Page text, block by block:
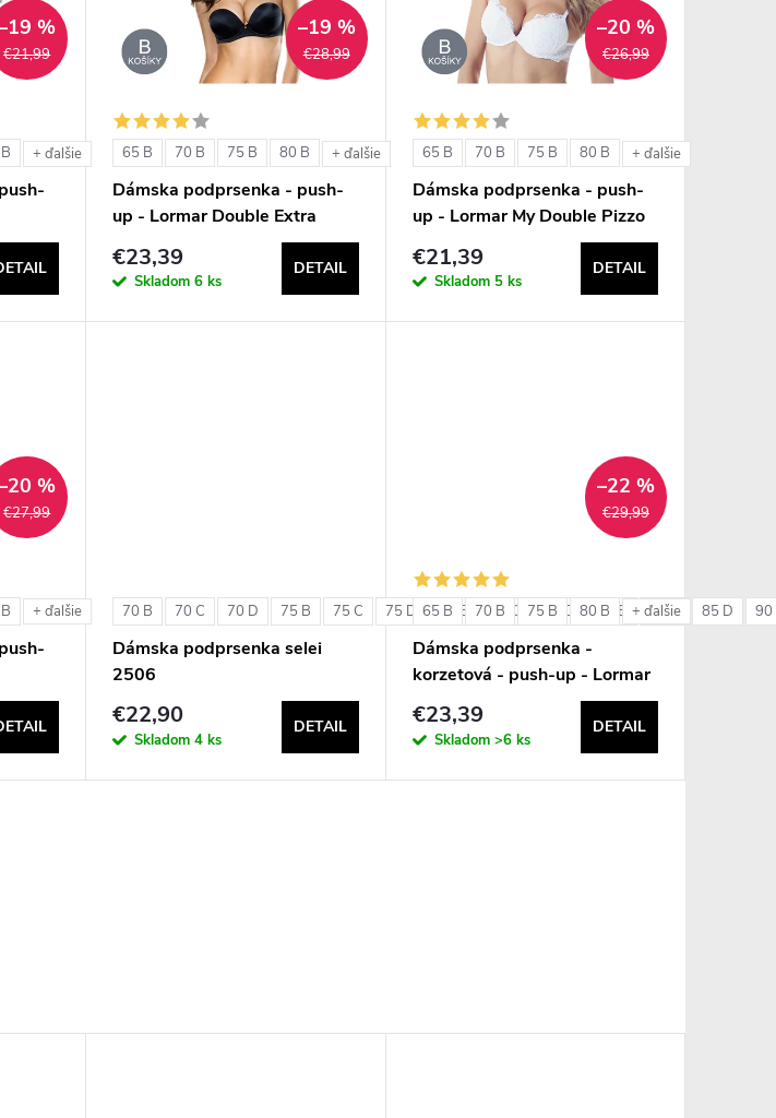
€21,99
%
+ ďalšie
€28,99
–19 %
65 B 70 B 75 B 80 B + ďalšie
Dámska podprsenka - push-
up - Lormar Double Extra
€23,39
Skladom6 ks
DETAIL
€26,99
–20 %
65 B 70 B 75 B 80 B + ďalšie
Dámska podprsenka - push-
up - Lormar My Double Pizzo
€21,39
Skladom 5 ks
DETAIL
€27,99
%
+ ďalšie 70 B 70 C 70 D 75 B 75 C 75 D 80 B 80 C 80 D 85 B 85 C 85 D 90
Dámska podprsenka selei
2506
€22,90
Skladom4 ks
DETAIL
€29,99
–22 %
65 B 70 B 75 B 80 B + ďalšie
Dámska podprsenka -
korzetová - push-up - Lormar
Double Extra Pizzo
€23,39
Skladom >6 ks
DETAIL